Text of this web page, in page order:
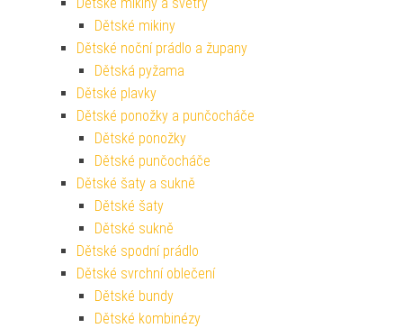
Dětské mikiny
Dětské noční prádlo a župany
Dětská pyžama
Dětské plavky
Dětské ponožky a punčocháče
Dětské ponožky
Dětské punčocháče
Dětské šaty a sukně
Dětské šaty
Dětské sukně
Dětské spodní prádlo
Dětské svrchní oblečení
Dětské bundy
Dětské kombinézy